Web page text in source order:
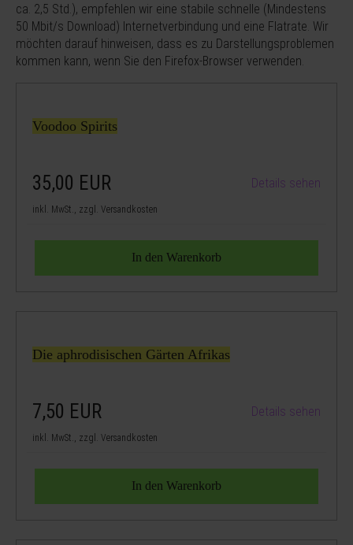
ca. 2,5 Std.), empfehlen wir eine stabile schnelle (Mindestens
50 Mbit/s Download) Internetverbindung und eine Flatrate. Wir
möchten darauf hinweisen, dass es zu Darstellungsproblemen
kommen kann, wenn Sie den Firefox-Browser verwenden.
Voodoo Spirits
35,00 EUR Details sehen
inkl. MwSt., zzgl. Versandkosten
Die aphrodisischen Gärten Afrikas
7,50 EUR Details sehen
inkl. MwSt., zzgl. Versandkosten